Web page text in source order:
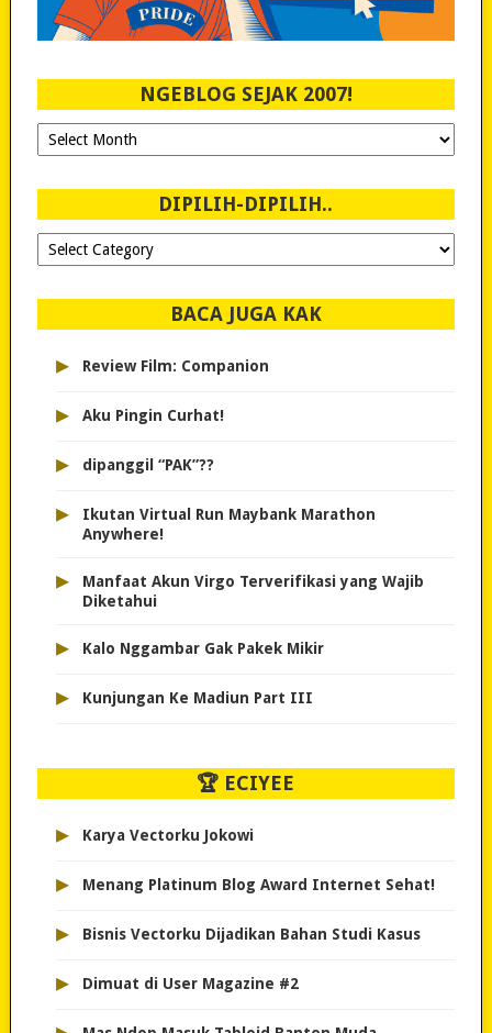
NGEBLOG SEJAK 2007!
Ngeblog
Sejak
DIPILIH-DIPILIH..
Dipilih-
dipilih..
BACA JUGA KAK
▸ Review Film: Companion
▸ Aku Pingin Curhat!
▸ dipanggil “PAK”??
▸
Ikutan Virtual Run Maybank Marathon
Anywhere!
▸
Manfaat Akun Virgo Terverifikasi yang Wajib
Diketahui
▸ Kalo Nggambar Gak Pakek Mikir
▸ Kunjungan Ke Madiun Part III
🏆 ECIYEE
▸ Karya Vectorku Jokowi
▸ Menang Platinum Blog Award Internet Sehat!
▸ Bisnis Vectorku Dijadikan Bahan Studi Kasus
▸ Dimuat di User Magazine #2